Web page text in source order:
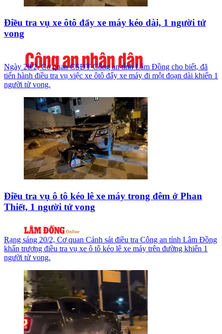
Điều tra vụ xe ôtô đẩy xe máy kéo dài, 1 người tử
vong
Ngày 20/2, Cơ quan CSĐT Công an tỉnh Lâm Đồng cho biết, đã
tiến hành điều tra vụ việc xe ôtô đẩy xe máy đi một đoạn dài khiến 1
người tử vong.
Điều tra vụ ô tô kéo lê xe máy trong đêm ở Phan
Thiết, 1 người tử vong
Rạng sáng 20/2, Cơ quan Cảnh sát điều tra Công an tỉnh Lâm Đồng
khẩn trương điều tra vụ xe ô tô kéo lê xe máy trên đường khiến 1
người tử vong.